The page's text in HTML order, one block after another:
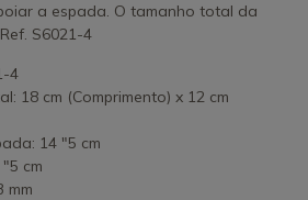
a espada. O tamanho total da
S6021-4
4
18 cm (Comprimento) x 12 cm
14 "5 cm
cm
mm